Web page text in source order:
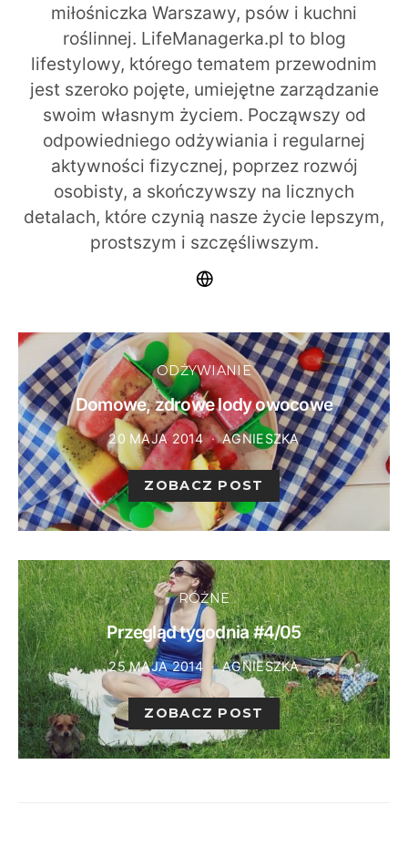
miłośniczka Warszawy, psów i kuchni
roślinnej. LifeManagerka.pl to blog
lifestylowy, którego tematem przewodnim
jest szeroko pojęte, umiejętne zarządzanie
swoim własnym życiem. Począwszy od
odpowiedniego odżywiania i regularnej
aktywności fizycznej, poprzez rozwój
osobisty, a skończywszy na licznych
detalach, które czynią nasze życie lepszym,
prostszym i szczęśliwszym.
ODŻYWIANIE
Domowe, zdrowe lody owocowe
20 MAJA 2014 AGNIESZKA
ZOBACZ POST
RÓŻNE
Przegląd tygodnia #4/05
25 MAJA 2014 AGNIESZKA
ZOBACZ POST